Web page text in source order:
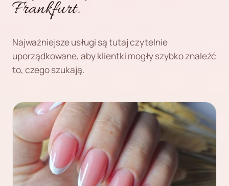
Frankfurt.
Najważniejsze usługi są tutaj czytelnie
uporządkowane, aby klientki mogły szybko znaleźć
to, czego szukają.